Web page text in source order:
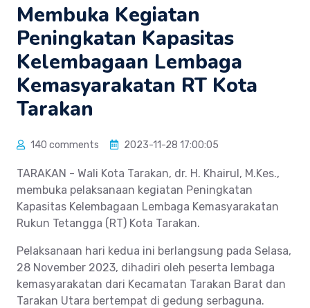
Membuka Kegiatan
Peningkatan Kapasitas
Kelembagaan Lembaga
Kemasyarakatan RT Kota
Tarakan
140 comments 2023-11-28 17:00:05
TARAKAN - Wali Kota Tarakan, dr. H. Khairul, M.Kes.,
membuka pelaksanaan kegiatan Peningkatan
Kapasitas Kelembagaan Lembaga Kemasyarakatan
Rukun Tetangga (RT) Kota Tarakan.
Pelaksanaan hari kedua ini berlangsung pada Selasa,
28 November 2023, dihadiri oleh peserta lembaga
kemasyarakatan dari Kecamatan Tarakan Barat dan
Tarakan Utara bertempat di gedung serbaguna.